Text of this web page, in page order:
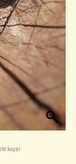
koper